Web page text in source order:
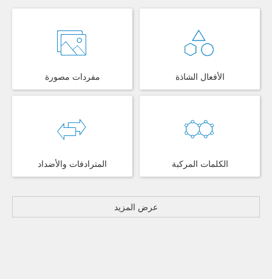
مفردات مصورة الأفعال الشاذة
المترادفات والأضداد الكلمات المركبة
عرض المزيد